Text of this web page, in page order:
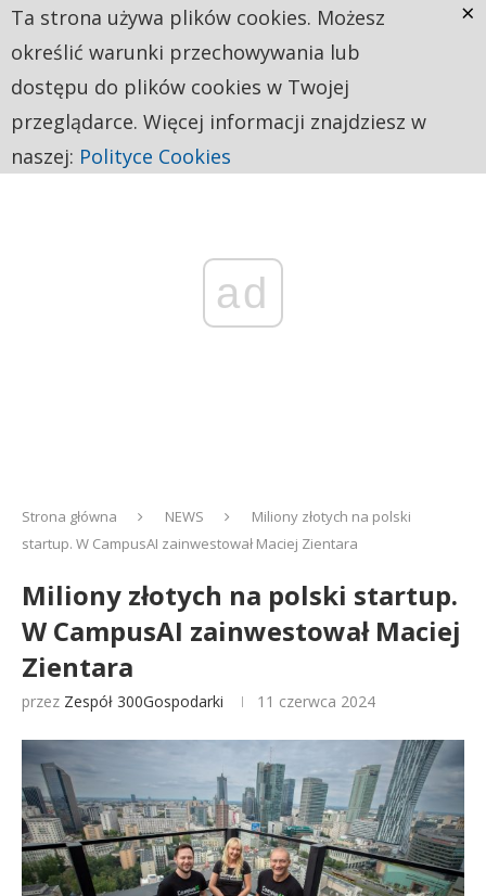
ad
Strona główna NEWS
Miliony złotych na polski
startup. W CampusAI zainwestował Maciej Zientara
Miliony złotych na polski startup.
W CampusAI zainwestował Maciej
Zientara
przez Zespół 300Gospodarki 11 czerwca 2024
Ta strona używa plików cookies. Możesz
określić warunki przechowywania lub
dostępu do plików cookies w Twojej
przeglądarce. Więcej informacji znajdziesz w
naszej: Polityce Cookies
×